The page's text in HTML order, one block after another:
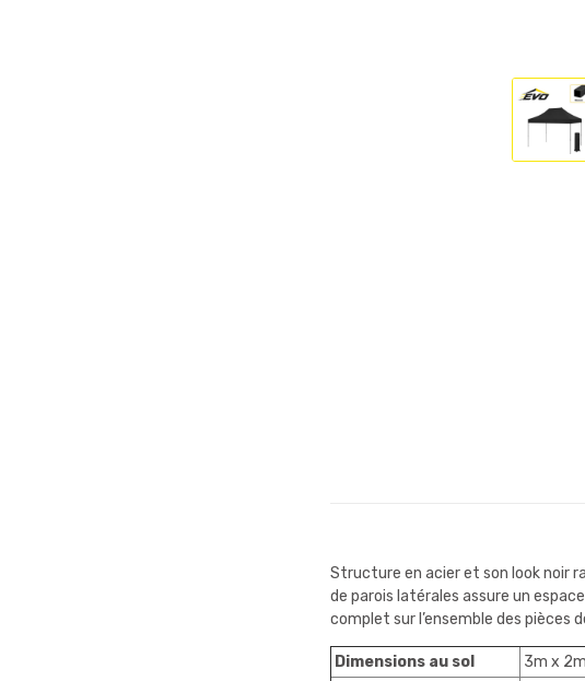
Structure en acier et son look noir
de parois latérales assure un
complet sur l’ensemble des pièces
Dimensions au sol
3m x